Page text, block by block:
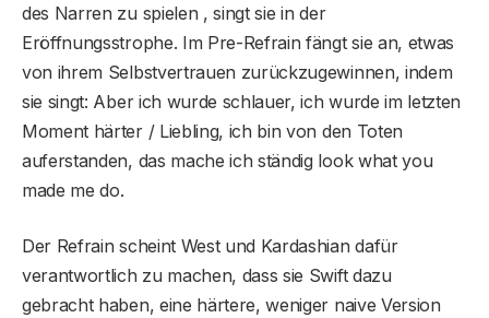
des Narren zu spielen , singt sie in der
Eröffnungsstrophe. Im Pre-Refrain fängt sie an, etwas
von ihrem Selbstvertrauen zurückzugewinnen, indem
sie singt: Aber ich wurde schlauer, ich wurde im letzten
Moment härter / Liebling, ich bin von den Toten
auferstanden, das mache ich ständig look what you
made me do.
Der Refrain scheint West und Kardashian dafür
verantwortlich zu machen, dass sie Swift dazu
gebracht haben, eine härtere, weniger naive Version